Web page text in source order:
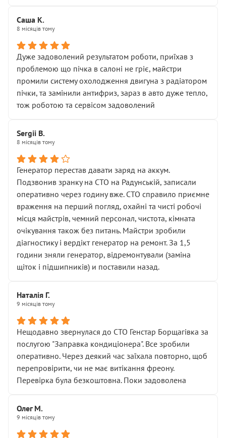
Саша К.
8 місяців тому
Дуже задоволений результатом роботи, приїхав з
проблемою що пічка в салоні не гріє, майстри
промили систему охолодження двигуна з радіатором
пічки, та замінили антифриз, зараз в авто дуже тепло,
тож роботою та сервісом задоволений
Sergii B.
8 місяців тому
Генератор перестав давати заряд на аккум.
Подзвонив зранку на СТО на Радунській, записали
оперативно через годину вже. СТО справило приємне
враження на перший погляд, охайні та чисті робочі
місця майстрів, чемний персонал, чистота, кімната
очікування також без питань. Майстри зробили
діагностику і вердікт генератор на ремонт. За 1,5
години зняли генератор, відремонтували (заміна
щіток і підшипників) и поставили назад.
Наталія Г.
9 місяців тому
Нещодавно звернулася до СТО Генстар Борщагівка за
послугою "Заправка кондиціонера". Все зробили
оперативно. Через деякий час заїхала повторно, щоб
перепровірити, чи не має витікання фреону.
Перевірка була безкоштовна. Поки задоволена
Олег М.
9 місяців тому